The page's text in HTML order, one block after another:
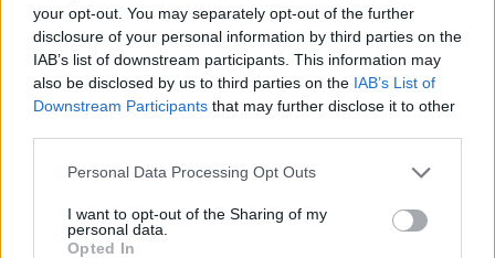
your opt-out. You may separately opt-out of the further
disclosure of your personal information by third parties on the
IAB’s list of downstream participants. This information may
also be disclosed by us to third parties on the IAB’s List of
Downstream Participants that may further disclose it to other
Personal Data Processing Opt Outs
I want to opt-out of the Sharing of my
personal data.
Opted In